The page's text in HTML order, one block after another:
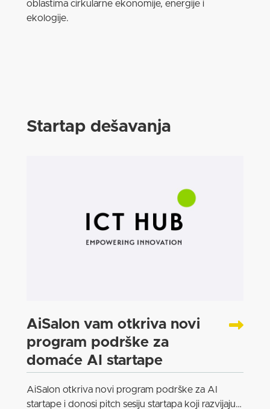
oblastima cirkularne ekonomije, energije i
ekologije.
Startap dešavanja
AiSalon vam otkriva novi
program podrške za
domaće AI startape
AiSalon otkriva novi program podrške za AI
startape i donosi pitch sesiju startapa koji razvijaju…